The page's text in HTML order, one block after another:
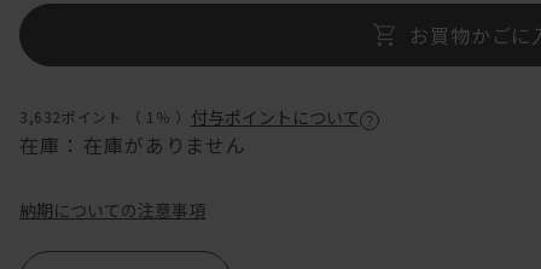
3,632ポイント （ 1％ ） 付与ポイントについて
在庫： 在庫がありません
お買物かごに
納期についての注意事項